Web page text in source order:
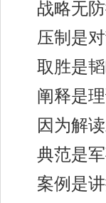
战略无
压制是
取胜是
阐释是
因为解
典范是
案例是